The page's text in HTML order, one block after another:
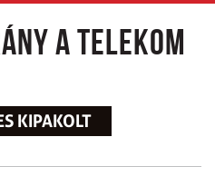
a Telekom
KIPAKOLT